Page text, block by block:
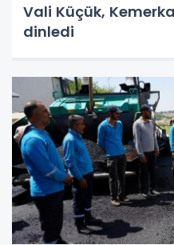
Vali Küçük,
dinledi